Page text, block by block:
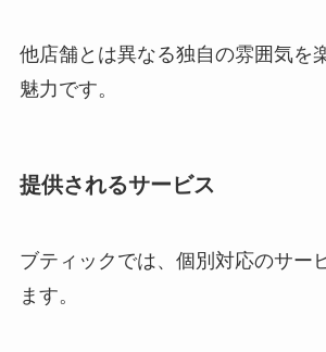
他店舗とは異なる独自の雰囲気を
魅力です。
提供されるサービス
ブティックでは、個別対応のサー
ます。